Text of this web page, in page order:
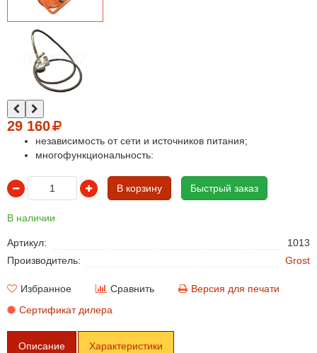
29 160
независимость от сети и источников питания;
многофункциональность:
В корзину Быстрый заказ
В наличии
Артикул:
1013
Производитель:
Grost
Избранное Сравнить
Версия для печати
Сертификат дилера
Описание Характеристики